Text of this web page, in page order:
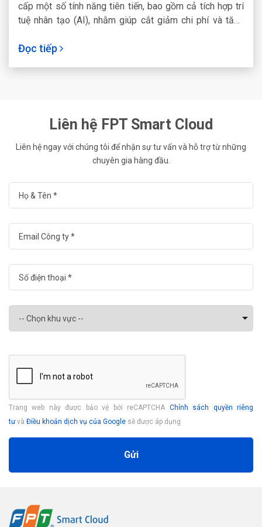
cấp một số tính năng tiên tiến, bao gồm cả tích hợp trí
tuệ nhân tạo (AI), nhằm giúp cắt giảm chi phí và tăng
Đọc tiếp
Liên hệ FPT Smart Cloud
Liên hệ ngay với chúng tôi để nhận sự tư vấn và hỗ trợ từ những
chuyên gia hàng đầu.
Trang web này được bảo vệ bởi reCAPTCHA Chính sách quyền riêng
tưvà Điều khoản dịch vụ của Google sẽ được áp dụng
Gửi